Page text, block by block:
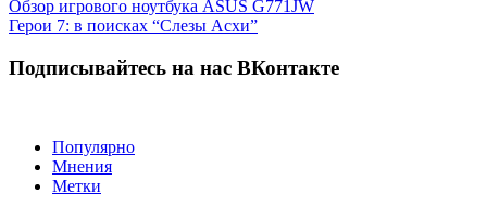
Обзор игрового ноутбука ASUS G771JW
Герои 7: в поисках “Слезы Асхи”
Подписывайтесь на нас ВКонтакте
Популярно
Мнения
Метки